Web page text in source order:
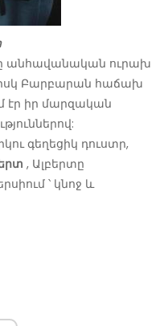
անհավանական ուրախ
իսկ Բարբարան հաճախ
էր իր մարզական
գեղեցիկ դուստր,
, Ալբերտը
՝ կնոջ և